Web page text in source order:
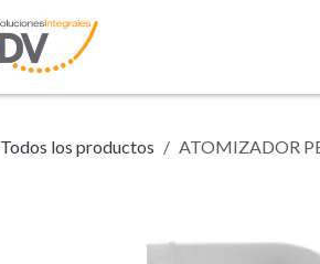
Todos los productos ATOMIZADOR